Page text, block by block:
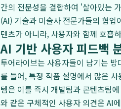
간의 전문성을 결합하여 '살아있는
(AI) 기술과 미술사 전문가들의 협
텐츠가 아니라, 사용자와 함께 호흡
AI 기반 사용자 피드백
투어라이브는 사용자들이 남기는
를 들어, 특정 작품 설명에서 많은
템은 이를 즉시 개발팀과 콘텐츠팀
와 같은 구체적인 사용자 의견은 AI